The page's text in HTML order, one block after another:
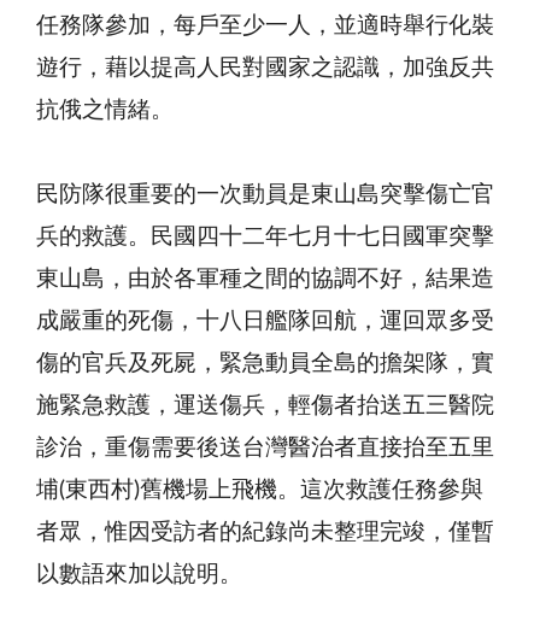
任務隊參加，每戶至少一人，並適時舉行化裝
遊行，藉以提高人民對國家之認識，加強反共
抗俄之情緒。
民防隊很重要的一次動員是東山島突擊傷亡官
兵的救護。民國四十二年七月十七日國軍突擊
東山島，由於各軍種之間的協調不好，結果造
成嚴重的死傷，十八日艦隊回航，運回眾多受
傷的官兵及死屍，緊急動員全島的擔架隊，實
施緊急救護，運送傷兵，輕傷者抬送五三醫院
診治，重傷需要後送台灣醫治者直接抬至五里
埔(東西村)舊機場上飛機。這次救護任務參與
者眾，惟因受訪者的紀錄尚未整理完竣，僅暫
以數語來加以說明。